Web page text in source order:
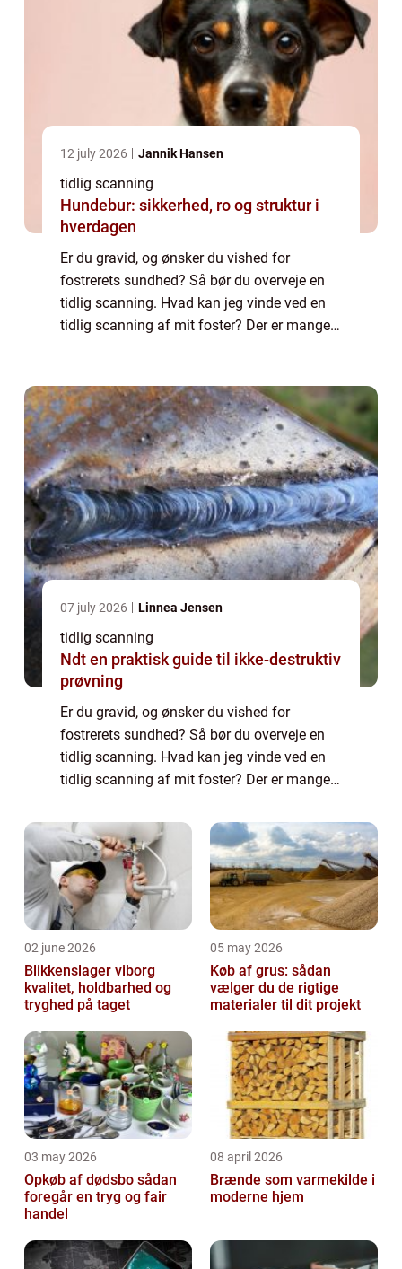
12 july 2026 Jannik Hansen
tidlig scanning
Hundebur: sikkerhed, ro og struktur i
hverdagen
Er du gravid, og ønsker du vished for
fostrerets sundhed? Så bør du overveje en
tidlig scanning. Hvad kan jeg vinde ved en
tidlig scanning af mit foster? Der er mange
07 july 2026 Linnea Jensen
tidlig scanning
Ndt en praktisk guide til ikke-destruktiv
prøvning
Er du gravid, og ønsker du vished for
fostrerets sundhed? Så bør du overveje en
tidlig scanning. Hvad kan jeg vinde ved en
tidlig scanning af mit foster? Der er mange
scanne tidligt ved hjælp af ultralyd. Du v...
02 june 2026
Blikkenslager viborg
kvalitet, holdbarhed og
tryghed på taget
05 may 2026
Køb af grus: sådan
vælger du de rigtige
materialer til dit projekt
03 may 2026
Opkøb af dødsbo sådan
foregår en tryg og fair
handel
08 april 2026
Brænde som varmekilde i
moderne hjem